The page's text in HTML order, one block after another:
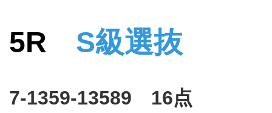
5R S級選抜
7-1359-13589 16点